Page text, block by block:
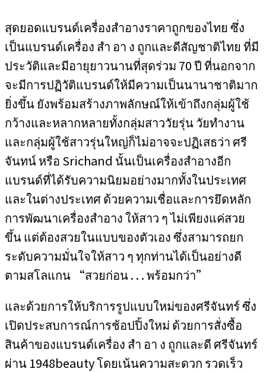
สุดยอดแบรนด์เครื่องสำอางราคาถูกของไทย ซึ่ง
เป็นแบรนด์เครื่อง สำ อา ง ถูกและดีสัญชาติไทย ที่มี
ประวัติและมีอายุยาวนานที่สุดร่วม 70 ปี ที่นอกจาก
จะมีการปฏิวัติแบรนด์ให้มีความเป็นนานาชาติมาก
ยิ่งขึ้น ยังพร้อมสร้างภาพลักษณ์ให้เข้าถึงกลุ่มผู้ใช้
กว้างและหลากหลายทั้งกลุ่มสาววัยรุ่น วัยทำงาน
และกลุ่มผู้ใช้สาวรุ่นใหญ่ก็ไม่อาจจะปฏิเสธว่า ศรี
จันทน์ หรือ Srichand นั้นเป็นเครื่องสำอางอีก
แบรนด์ที่ได้รับความนิยมอย่างมากทั้งในประเทศ
และในต่างประเทศ ด้วยความเชื่อและการยึดหลัก
การพัฒนาเครื่องสำอาง ให้สาว ๆ ไม่เพียงแค่สวย
ขึ้น แต่ต้องสวยในแบบของตัวเอง ซึ่งสามารถยก
ระดับความมั่นใจให้สาว ๆ ทุกท่านได้เป็นอย่างดี
ตามสโลแกน “สวยก่อน . . . พร้อมกว่า”
และด้วยการให้บริการรูปแบบใหม่ของศรีจันทร์ ซึ่ง
เปิดประสบการณ์การช้อปปิ้งใหม่ ด้วยการสั่งซื้อ
สินค้าของแบรนด์เครื่อง สำ อา ง ถูกและดี ศรีจันทร์
ผ่าน 1948beauty โดยเน้นความสะดวก รวดเร็ว